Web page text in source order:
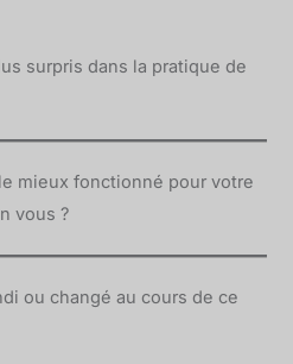
surpris dans la pratique de
mieux fonctionné pour votre
vous ?
ou changé au cours de ce